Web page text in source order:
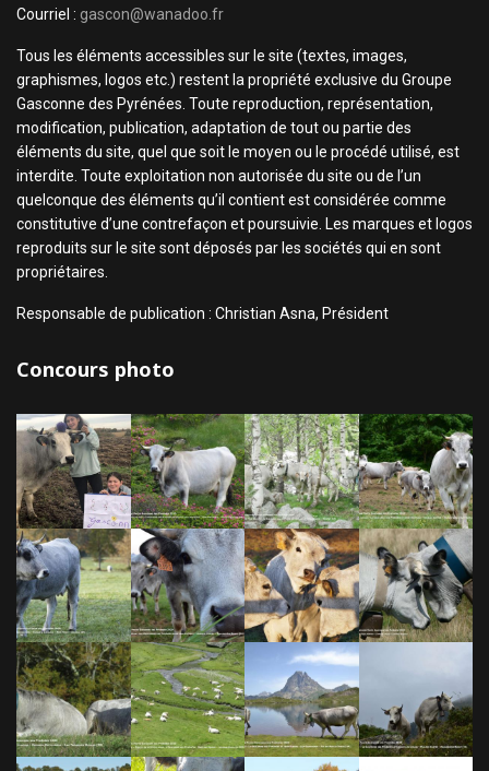
Courriel : gascon@wanadoo.fr
Tous les éléments accessibles sur le site (textes, images,
graphismes, logos etc.) restent la propriété exclusive du Groupe
Gasconne des Pyrénées. Toute reproduction, représentation,
modification, publication, adaptation de tout ou partie des
éléments du site, quel que soit le moyen ou le procédé utilisé, est
interdite. Toute exploitation non autorisée du site ou de l’un
quelconque des éléments qu’il contient est considérée comme
constitutive d’une contrefaçon et poursuivie. Les marques et logos
reproduits sur le site sont déposés par les sociétés qui en sont
propriétaires.
Responsable de publication : Christian Asna, Président
Concours photo